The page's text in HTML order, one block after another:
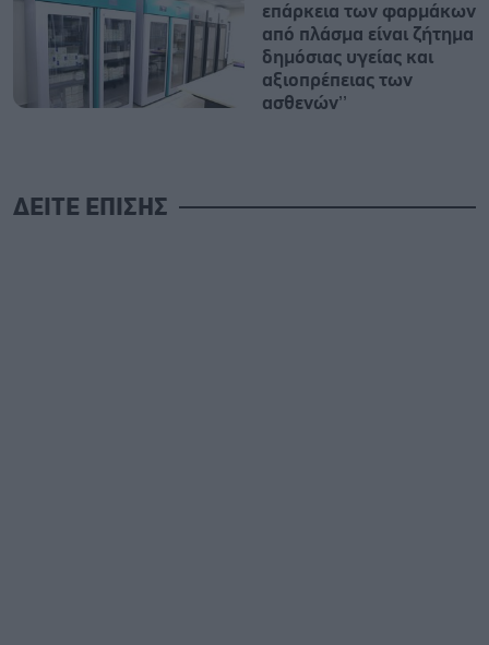
επάρκεια των φαρμάκων
από πλάσμα είναι ζήτημα
δημόσιας υγείας και
αξιοπρέπειας των
ασθενών’’
ΔΕΙΤΕ ΕΠΙΣΗΣ